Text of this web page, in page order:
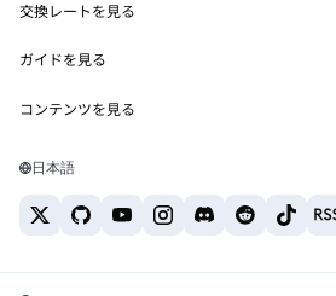
MetaMask Connect
Snaps
Web3サービス
セキュリティ
サポート
キャリア
お問い合わせ
イーサリアムの価格
Solanaの価格
Tetherの価格
交換レートを見る
ETH→USD
USDT→INR
BTC→INR
ETH→USDT
ガイドを見る
ETHの購入
USDTの購入
コンテンツを見る
Solanaウォレット
日本語